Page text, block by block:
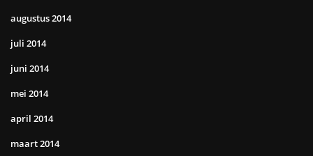
augustus 2014
juli 2014
juni 2014
mei 2014
april 2014
maart 2014